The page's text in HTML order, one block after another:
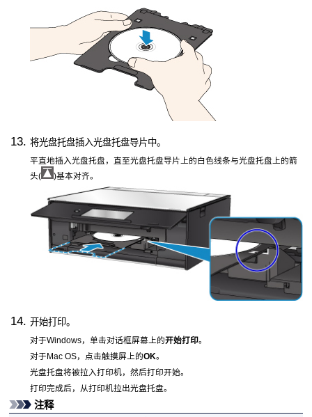
将光盘托盘插入光盘托盘导片中。
平直地插入光盘托盘，直至光盘托盘导片 上的白色线条与光盘托盘 上的箭
头(
)基本对齐。
开始打印。
对于Windows，单击对话框屏幕上的开始打印。
对于Mac OS，点击触摸屏 上的OK。
光盘托盘将被拉入打印机，然后打印开始。
打印完成后，从打印机拉出光盘托盘。
注释